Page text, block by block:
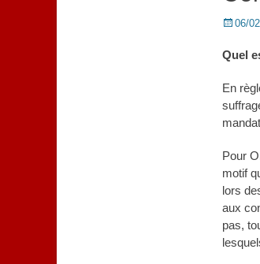
Posted
06/
Quel
En
Pour
motif
lors
aux
pas,